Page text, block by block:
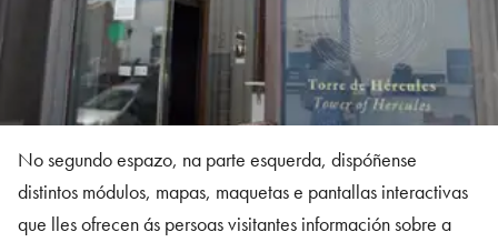
No segundo espazo, na parte esquerda, dispóñense
distintos módulos, mapas, maquetas e pantallas interactivas
que lles ofrecen ás persoas visitantes información sobre a